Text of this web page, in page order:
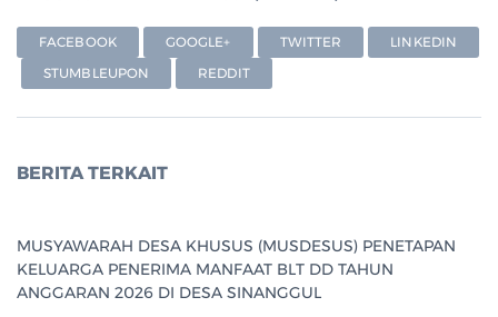
FACEBOOK GOOGLE+ TWITTER
LINKEDIN
STUMBLEUPON
REDDIT
BERITA TERKAIT
MUSYAWARAH DESA KHUSUS (MUSDESUS) PENETAPAN
KELUARGA PENERIMA MANFAAT BLT DD TAHUN
ANGGARAN 2026 DI DESA SINANGGUL